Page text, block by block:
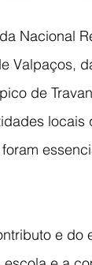
Nacional
Valpaços,
de
e